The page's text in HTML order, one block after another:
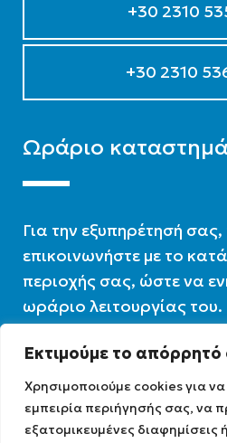
Εκτιμούμε το
Χρησιμοποιούμε cookies για
εμπειρία περιήγησής σας, να
εξατομικευμένες διαφημίσεις
+30 2310
+30 2310
Ωράριο
Για την εξυπηρέτησή
επικοινωνήστε με το
περιοχής σας, ώστε να
ωράριο λειτουργίας του.
Ωράριο
Diathermiki.gr © 2022